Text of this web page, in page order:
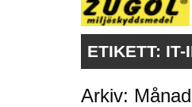
ETIKETT: IT-
Arkiv: Månad